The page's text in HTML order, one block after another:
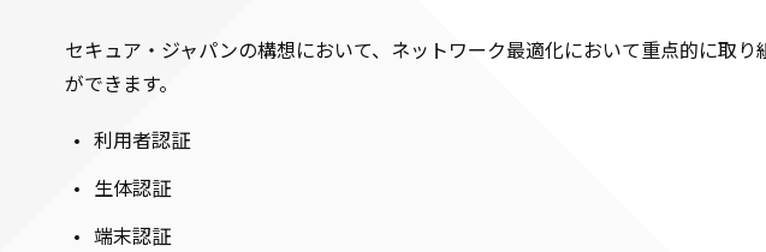
セキュア・ジャパンの構想において、ネットワーク最適化において重点的に取
ができます。
利用者認証
生体認証
端末認証